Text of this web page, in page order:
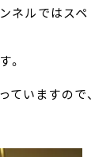
ネルではスペ
。
ていますので、